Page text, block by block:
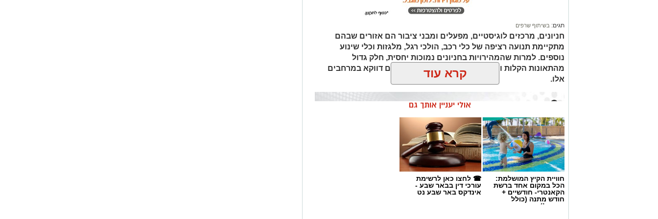
תגים: בשיתוף שרפים
חניונים, מרכזים לוגיסטיים, מפעלים ומבני ציבור הם אזורים שבהם
מתקיימת תנועה רציפה של כלי רכב, הולכי רגל, מלגזות וכלי שינוע
נוספים. למרות שהמהירויות בחניונים נמוכות יחסית, חלק גדול
מהתאונות הקלות והאירועים הבטיחותיים מתרחשים דווקא במרחבים
אלו.
קרא עוד
אולי יעניין אותך גם
חוויית הקיץ המושלמת:
הכל במקום אחד ברשת
הקאנטרי- חודשיים +
חודש מתנה (כולל
החגים!)
☎ לחצו כאן לרשימת
עורכי דין בבאר שבע -
אינדקס באר שבע נט